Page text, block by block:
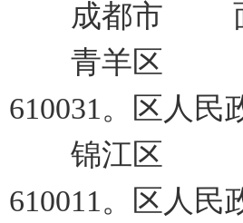
成都市 面积
青羊区 面积
610031。区人民
锦江区 面积
610011。区人民